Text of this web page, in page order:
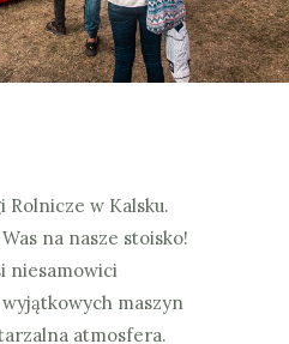
Rolnicze w Kalsku.
na nasze stoisko!
niesamowici
maszyn
atmosfera.